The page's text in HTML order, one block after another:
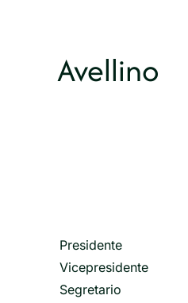
Avellino
Presidente
Vicepresidente
Segretario